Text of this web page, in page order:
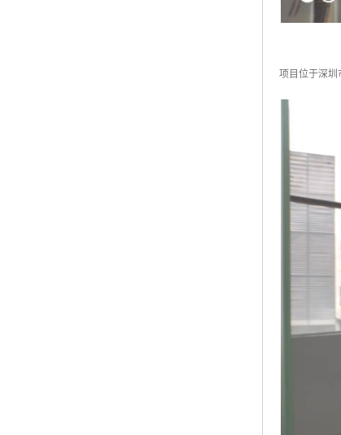
项目位于深圳